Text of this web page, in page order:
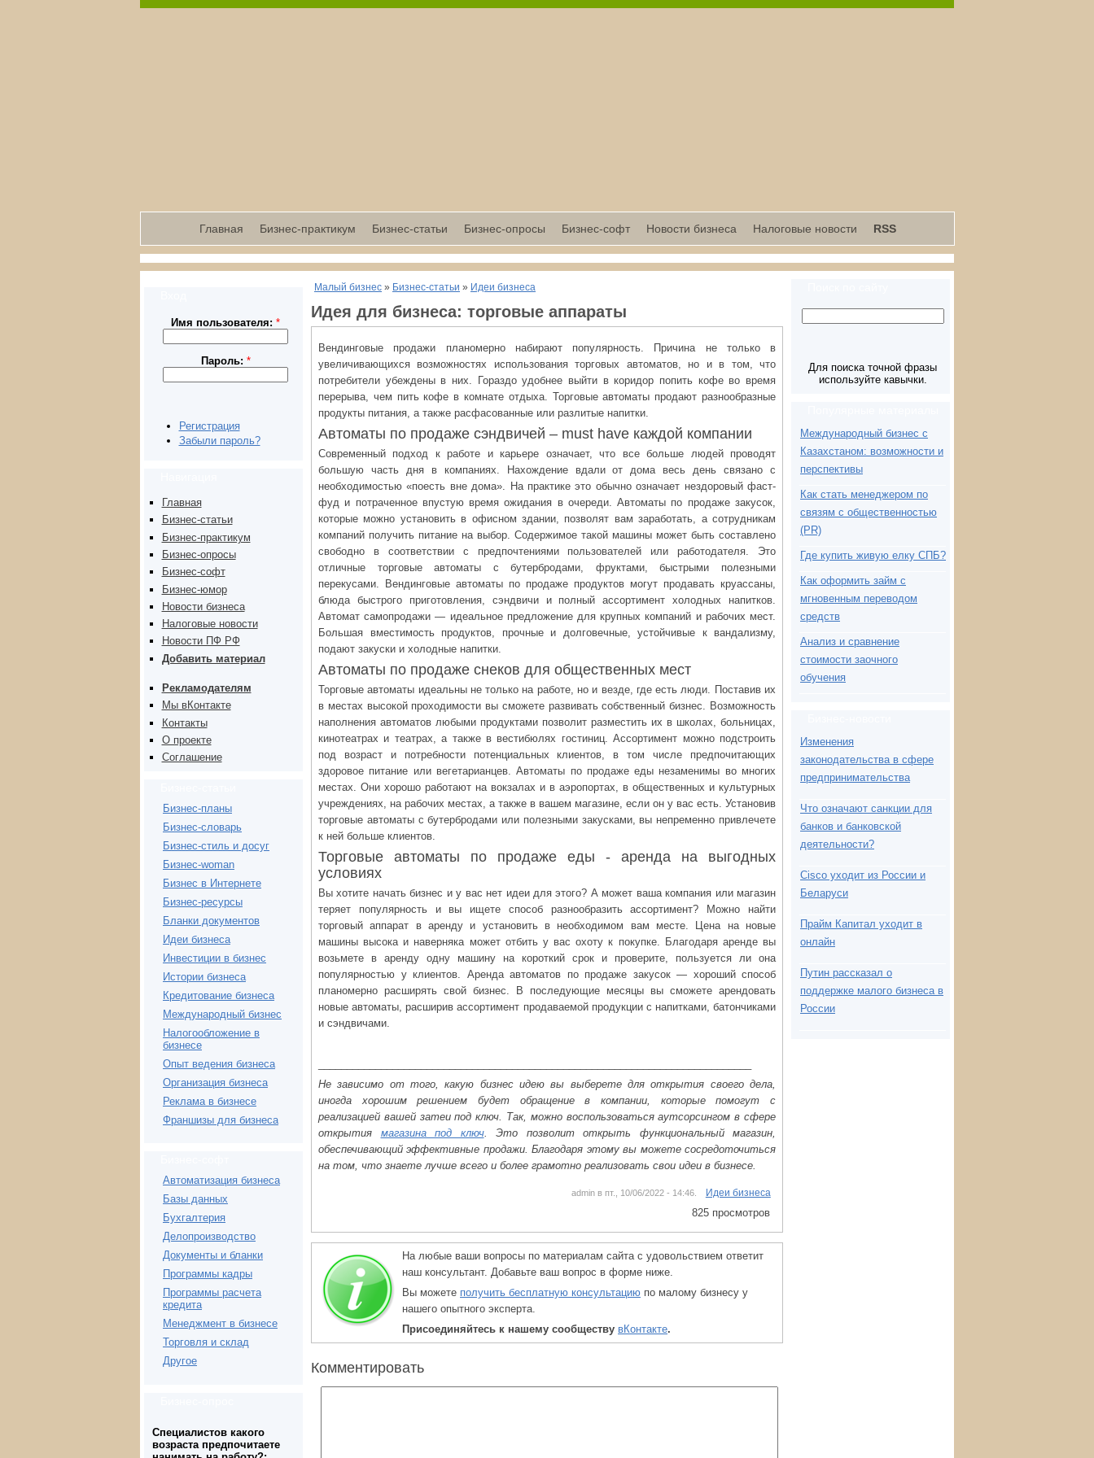
Главная Бизнес-практикум Бизнес-статьи Бизнес-опросы Бизнес-софт Новости бизнеса Налоговые новости RSS
Имя пользователя: *
Пароль: *
Регистрация
Забыли пароль?
Главная
Бизнес-статьи
Бизнес-практикум
Бизнес-опросы
Бизнес-софт
Бизнес-юмор
Новости бизнеса
Налоговые новости
Новости ПФ РФ
Добавить материал
Рекламодателям
Мы вКонтакте
Контакты
О проекте
Соглашение
Бизнес-планы
Бизнес-словарь
Бизнес-стиль и досуг
Бизнес-woman
Бизнес в Интернете
Бизнес-ресурсы
Бланки документов
Идеи бизнеса
Инвестиции в бизнес
Истории бизнеса
Кредитование бизнеса
Международный бизнес
Налогообложение в
бизнесе
Опыт ведения бизнеса
Организация бизнеса
Реклама в бизнесе
Франшизы для бизнеса
Автоматизация бизнеса
Базы данных
Бухгалтерия
Делопроизводство
Документы и бланки
Программы кадры
Программы расчета
кредита
Менеджмент в бизнесе
Торговля и склад
Другое
Специалистов какого
возраста предпочитаете
Малый бизнес » Бизнес-статьи » Идеи бизнеса
Идея для бизнеса: торговые аппараты
Вендинговые продажи планомерно набирают популярность. Причина не только в
увеличивающихся возможностях использования торговых автоматов, но и в том, что
потребители убеждены в них. Гораздо удобнее выйти в коридор попить кофе во время
перерыва, чем пить кофе в комнате отдыха. Торговые автоматы продают разнообразные
продукты питания, а также расфасованные или разлитые напитки.
Автоматы по продаже сэндвичей – must have каждой компании
Современный подход к работе и карьере означает, что все больше людей проводят
большую часть дня в компаниях. Нахождение вдали от дома весь день связано с
необходимостью «поесть вне дома». На практике это обычно означает нездоровый фаст-
фуд и потраченное впустую время ожидания в очереди. Автоматы по продаже закусок,
которые можно установить в офисном здании, позволят вам заработать, а сотрудникам
компаний получить питание на выбор. Содержимое такой машины может быть составлено
свободно в соответствии с предпочтениями пользователей или работодателя. Это
отличные торговые автоматы с бутербродами, фруктами, быстрыми полезными
перекусами. Вендинговые автоматы по продаже продуктов могут продавать круассаны,
блюда быстрого приготовления, сэндвичи и полный ассортимент холодных напитков.
Автомат самопродажи — идеальное предложение для крупных компаний и рабочих мест.
Большая вместимость продуктов, прочные и долговечные, устойчивые к вандализму,
подают закуски и холодные напитки.
Автоматы по продаже снеков для общественных мест
Торговые автоматы идеальны не только на работе, но и везде, где есть люди. Поставив их
в местах высокой проходимости вы сможете развивать собственный бизнес. Возможность
наполнения автоматов любыми продуктами позволит разместить их в школах, больницах,
кинотеатрах и театрах, а также в вестибюлях гостиниц. Ассортимент можно подстроить
под возраст и потребности потенциальных клиентов, в том числе предпочитающих
здоровое питание или вегетарианцев. Автоматы по продаже еды незаменимы во многих
местах. Они хорошо работают на вокзалах и в аэропортах, в общественных и культурных
учреждениях, на рабочих местах, а также в вашем магазине, если он у вас есть. Установив
торговые автоматы с бутербродами или полезными закусками, вы непременно привлечете
к ней больше клиентов.
Торговые автоматы по продаже еды - аренда на выгодных
условиях
Вы хотите начать бизнес и у вас нет идеи для этого? А может ваша компания или магазин
теряет популярность и вы ищете способ разнообразить ассортимент? Можно найти
торговый аппарат в аренду и установить в необходимом вам месте. Цена на новые
машины высока и наверняка может отбить у вас охоту к покупке. Благодаря аренде вы
возьмете в аренду одну машину на короткий срок и проверите, пользуется ли она
популярностью у клиентов. Аренда автоматов по продаже закусок — хороший способ
планомерно расширять свой бизнес. В последующие месяцы вы сможете арендовать
новые автоматы, расширив ассортимент продаваемой продукции с напитками, батончиками
и сэндвичами.
Не зависимо от того, какую бизнес идею вы выберете для открытия своего дела,
иногда хорошим решением будет обращение в компании, которые помогут с
реализацией вашей затеи под ключ. Так, можно воспользоваться аутсорсингом в сфере
открытия магазина под ключ. Это позволит открыть функциональный магазин,
обеспечивающий эффективные продажи. Благодаря этому вы можете сосредоточиться
на том, что знаете лучше всего и более грамотно реализовать свои идеи в бизнесе.
admin в пт., 10/06/2022 - 14:46. Идеи бизнеса
825 просмотров
На любые ваши вопросы по материалам сайта с удовольствием ответит
наш консультант. Добавьте ваш вопрос в форме ниже.
Вы можете получить бесплатную консультацию по малому бизнесу у
нашего опытного эксперта.
Присоединяйтесь к нашему сообществу вКонтакте.
Комментировать
Для поиска точной фразы
используйте кавычки.
Международный бизнес с
Казахстаном: возможности и
перспективы
Как стать менеджером по
связям с общественностью
(PR)
Где купить живую елку СПБ?
Как оформить займ с
мгновенным переводом
средств
Анализ и сравнение
стоимости заочного
обучения
Изменения
законодательства в сфере
предпринимательства
Что означают санкции для
банков и банковской
деятельности?
Cisco уходит из России и
Беларуси
Прайм Капитал уходит в
онлайн
Путин рассказал о
поддержке малого бизнеса в
России